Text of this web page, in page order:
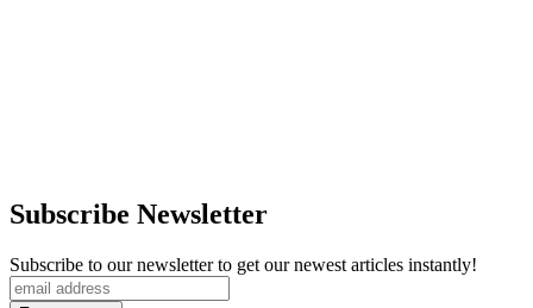
Subscribe Newsletter
Subscribe to our newsletter to get our newest articles instantly!